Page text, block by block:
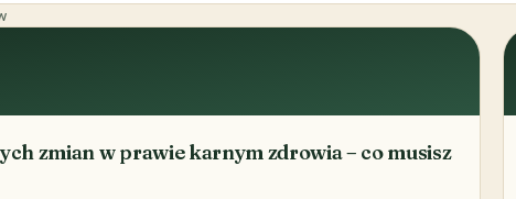
zmian w prawie karnym zdrowia – co musisz